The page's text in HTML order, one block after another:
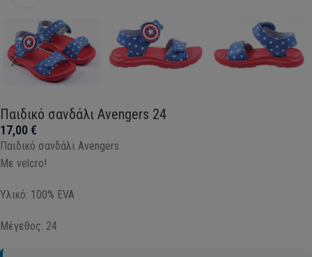
Παιδικό σανδάλι Avengers 24
17,00€
Παιδικό σανδάλι Avengers
Με velcro!
Υλικό: 100% EVA
Μέγεθος: 24